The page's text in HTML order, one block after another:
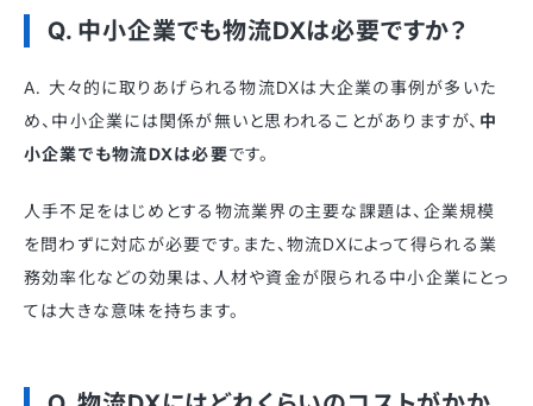
Q. 中小企業でも物流DXは必要ですか？
A. 大々的に取りあげられる物流DXは大企業の事例が多いた
め、中小企業には関係が無いと思われることがありますが、 中
小企業でも物流DXは必要です。
人手不足をはじめとする物流業界の主要な課題は、企業規模
を問わずに対応が必要です。また、物流DXによって得られる業
務効率化などの効果は、人材や資金が限られる中小企業にとっ
ては大きな意味を持ちます。